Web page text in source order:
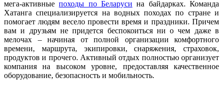
мега-активныепоходы по Беларуси на байдарках. Команда
Хатанга специализируется на водных походах по стране и
помогает людям весело провести время и праздники. Причем
вам и друзьям не придется беспокоиться ни о чем даже в
мелочах – начиная от полной организации комфортного
времени, маршрута, экипировки, снаряжения, страховок,
продуктов и прочего. Активный отдых полностью организует
компания на высоком уровне, предоставляя качественное
оборудование, безопасность и мобильность.